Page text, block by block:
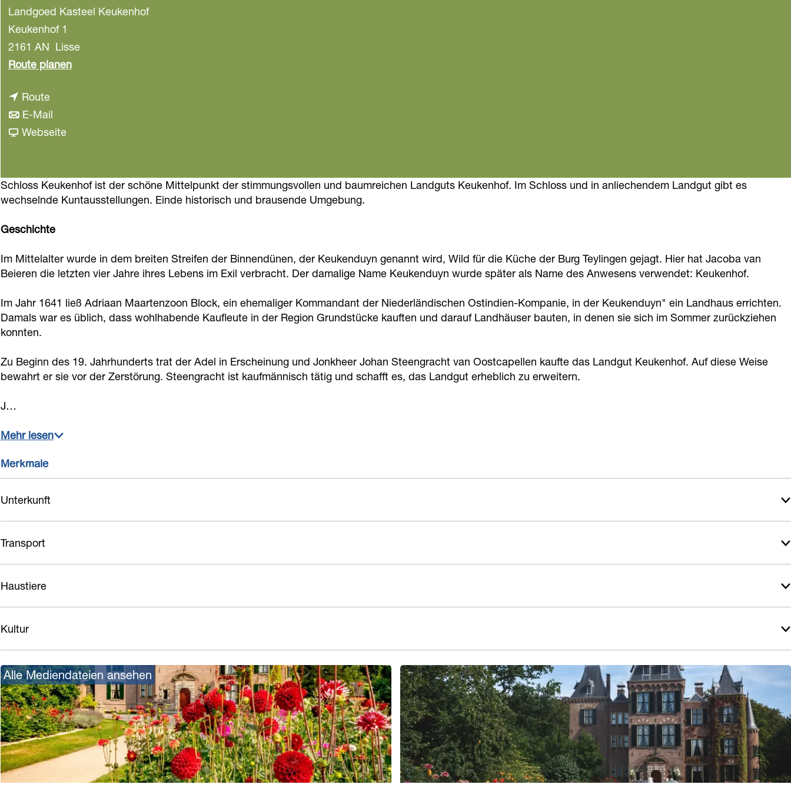
Landgoed Kasteel Keukenhof
Keukenhof 1
2161 AN Lisse
Route planenb
o
s
e
u
e
o
f
Routeb
i
s
h
l
s
s
K
u
k
n
h
E-Mailb
i
c
h
o
s
s
e
u
e
n
f
Webseitea
c
h
s
s
e
u
e
n
Schloss Keukenhof ist der schöne Mittelpunkt der stimmungsvollen und baumreichen Landguts Keukenhof. Im Schloss und in anliechendem Landgut gibt es
wechselnde Kuntausstellungen. Einde historisch und brausende Umgebung.
Geschichte
Im Mittelalter wurde in dem breiten Streifen der Binnendünen, der Keukenduyn genannt wird, Wild für die Küche der Burg Teylingen gejagt. Hier hat Jacoba van
Beieren die letzten vier Jahre ihres Lebens im Exil verbracht. Der damalige Name Keukenduyn wurde später als Name des Anwesens verwendet: Keukenhof.
Im Jahr 1641 ließ Adriaan Maartenzoon Block, ein ehemaliger Kommandant der Niederländischen Ostindien-Kompanie, in der Keukenduyn" ein Landhaus errichten.
Damals war es üblich, dass wohlhabende Kaufleute in der Region Grundstücke kauften und darauf Landhäuser bauten, in denen sie sich im Sommer zurückziehen
konnten.
Zu Beginn des 19. Jahrhunderts trat der Adel in Erscheinung und Jonkheer Johan Steengracht van Oostcapellen kaufte das Landgut Keukenhof. Auf diese Weise
bewahrt er sie vor der Zerstörung. Steengracht ist kaufmännisch tätig und schafft es, das Landgut erheblich zu erweitern.
J…
Mehr lesen
Merkmale
Unterkunft
Transport
Haustiere
Kultur
Alle Mediendateien ansehen